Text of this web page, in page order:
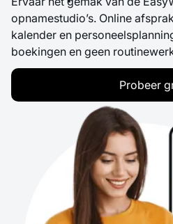
opnamestudio’s. Online
kalender en
boekingen en geen
Probeer